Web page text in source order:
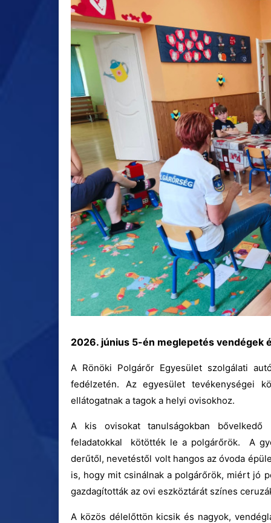
2026. június 5-én meglepetés vendégek
A Rönöki Polgárőr Egyesület szolgálati
fedélzetén. Az egyesület tevékenységei
ellátogatnak a tagok a helyi ovisokhoz.
A kis ovisokat tanulságokban bővelkedő
feladatokkal kötötték le a polgárőrök. A
derűtől, nevetéstől volt hangos az óvoda
is, hogy mit csinálnak a polgárőrök, miért jó
gazdagították az ovi eszköztárát színes
A közös délelőttön kicsik és nagyok,